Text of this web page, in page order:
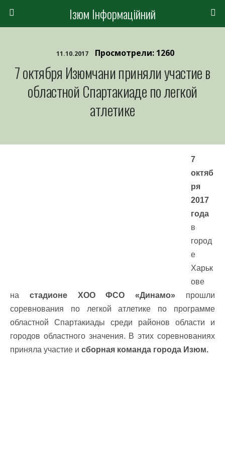
Ізюм Інформаційний
11.10.2017 Просмотрели: 1260
7 октября Изюмчани приняли участие в
областной Спартакиаде по легкой
атлетике
7
октяб
ря
2017
года
в
город
е
Харьк
ове
на стадионе ХОО ФСО «Динамо» прошли
соревнования по легкой атлетике по программе
областной Спартакиады среди районов области и
городов областного значения. В этих соревнованиях
приняла участие и сборная команда города Изюм.